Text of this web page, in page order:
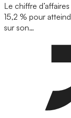
Le chiffre
15,2 % pour
sur son…